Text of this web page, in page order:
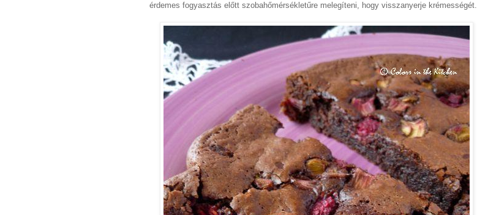
érdemes fogyasztás előtt szobahőmérsékletűre melegíteni, hogy visszanyerje krémességét.